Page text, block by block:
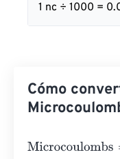
1 nc ÷ 1000 =
Cómo
Microcoulombs=